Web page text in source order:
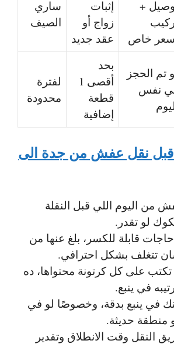
+
خاص
إثبات
زواج أو
عقد جديد
ساري
الصيف
تم الحجز
نفس
بحد
أقصى 1
قطعة
إضافية
لفترة
محدودة
قبل نقل عفش من جدة الى
من اليوم اللي قبل النقلة
لو تقدر.
قابلة للكسر، بلغ عنها من
تتغلف بشكل احترافي.
على كل كرتونة محتواها، ده
في ينبع.
في ينبع بدقة، وخصوصًا لو في
منطقة حديثة.
النقل وقت الانطلاق وتقدير